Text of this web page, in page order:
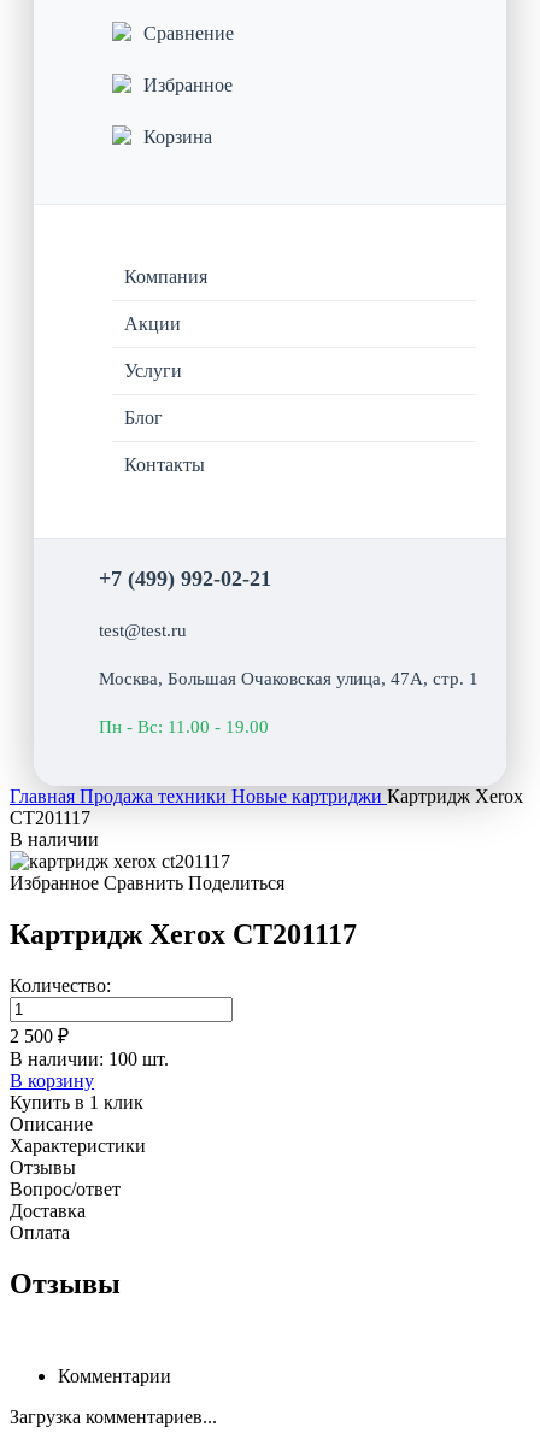
Сравнение
Избранное
Корзина
Компания
Акции
Услуги
Блог
Контакты
+7 (499) 992-02-21
test@test.ru
Москва, Большая Очаковская улица, 47А, стр. 1
Пн - Вс: 11.00 - 19.00
Главная Продажа техники Новые картриджи Картридж Xerox
CT201117
В наличии
Избранное Сравнить Поделиться
Картридж Xerox CT201117
Количество:
2 500 ₽
В наличии: 100 шт.
В корзину
Купить в 1 клик
Описание
Характеристики
Отзывы
Вопрос/ответ
Доставка
Оплата
Отзывы
Комментарии
Загрузка комментариев...